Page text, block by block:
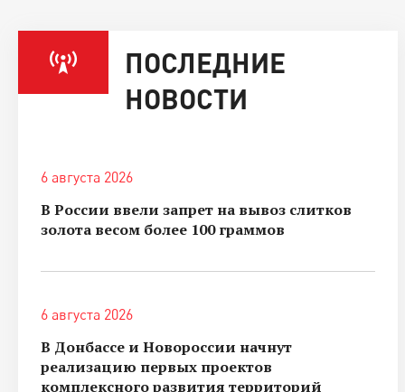
ПОСЛЕДНИЕ
НОВОСТИ
6 августа 2026
В России ввели запрет на вывоз слитков
золота весом более 100 граммов
6 августа 2026
В Донбассе и Новороссии начнут
реализацию первых проектов
комплексного развития территорий